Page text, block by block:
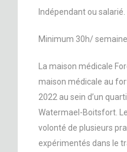
Indépendant ou salarié.
Minimum 30h/
La maison médicale
maison médicale au
2022 au sein d’un
Watermael-Boitsfort.
volonté de plusieurs
expérimentés dans le